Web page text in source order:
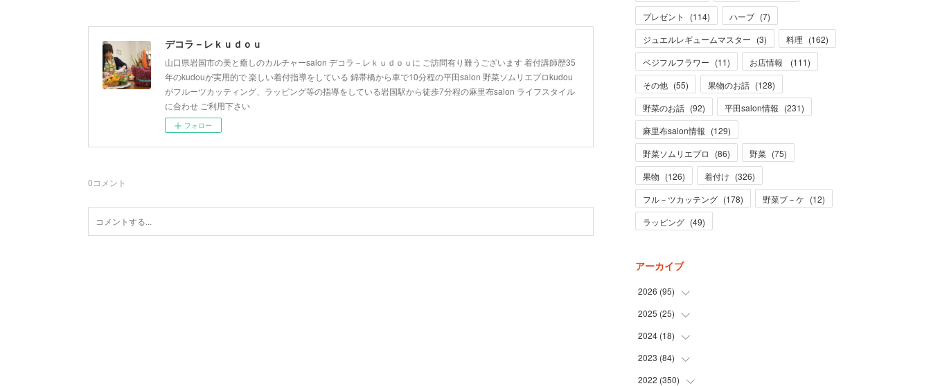
デコラ－レｋｕｄｏｕ
山口県岩国市の美と癒しのカルチャーsalon デコラ－レｋｕｄｏｕに ご訪問有り難うございます 着付講師歴35
年のkudouが実用的で 楽しい着付指導をしている 錦帯橋から車で10分程の平田salon 野菜ソムリエプロkudou
がフルーツカッティング、ラッピング等の指導をしている岩国駅から徒歩7分程の麻里布salon ライフスタイル
に合わせ ご利用下さい
フォロー
0コメント
プレゼント
(114) ハーブ (7)
ジュエルレギュームマスター (3) 料理 (162)
ベジフルフラワー (11) お店情報 (111)
その他 (55) 果物のお話 (128)
野菜のお話 (92) 平田salon情報 (231)
麻里布salon情報 (129)
野菜ソムリエプロ
(86) 野菜 (75)
果物 (126) 着付け (326)
フル－ツカッテング (178) 野菜ブ－ケ (12)
ラッピング (49)
アーカイブ
2026 (95)
(5
(31
)
(28
)
(31
2025 (25)
(3
(19
)
(1)
2024 (18)
(1
(12
2023 (84)
(1)
2022 (350)